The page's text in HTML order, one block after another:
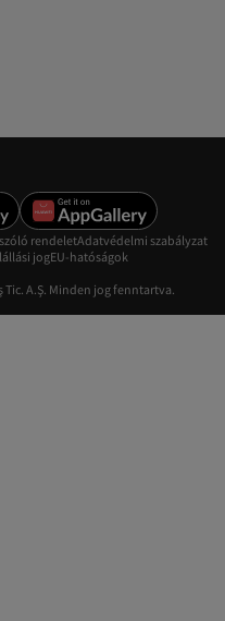
Tic. A.Ş. Minden jog fenntartva.
rendeletAdatvédelmi szabályzat
jogEU-hatóságok